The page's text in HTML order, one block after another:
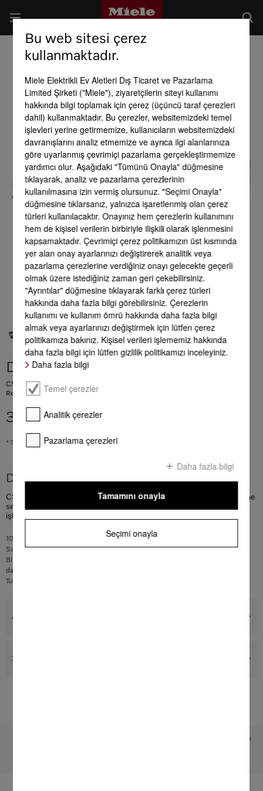
DUU 1000-2
CSDA 10x0/CSDA 7xxx FL/KMDA için bacasız işletime dönüştürme seti
Rejenere edilebilir koku filtresi dahil kontrollü baca bağlantısız işletim için
33.190,00 TL*
* Tavsiye edilen KDV dahil peşin fiyatıdır.
Daha fazla ürün bilgileri
CSDA 10x0/CSDA 7xxx FL/KMDA için bacasız işletime dönüştürme
seti Rejenere edilebilir koku filtresi dahil kontrollü baca bağlantısız
işletim için
100 mm ve üstü baza yüksekliklerinde montaj
Sol, sağ veya arkada hava tahliye bağlantısı, 2 uç dahil
Birden fazla DUU 1000-2'nin kombinasyonu mümkün
dahil yenilenebilir Longlife AirClean filtresi
Turboda homojen hava çıkışı
Aksesuar
Servis & Destek
Teknik değişiklikler ve hatalar saklıdır!
Bu web sitesi çerez
kullanmaktadır.
Miele Elektrikli Ev Aletleri Dış Ticaret ve Pazarlama
Limited Şirketi ("Miele"), ziyaretçilerin siteyi kullanımı
hakkında bilgi toplamak için çerez (üçüncü taraf çerezleri
dahil) kullanmaktadır. Bu çerezler, websitemizdeki temel
işlevleri yerine getirmemize, kullanıcıların websitemizdeki
davranışlarını analiz etmemize ve ayrıca ilgi alanlarınıza
göre uyarlanmış çevrimiçi pazarlama gerçekleştirmemize
yardımcı olur. Aşağıdaki "Tümünü Onayla" düğmesine
tıklayarak, analiz ve pazarlama çerezlerinin
kullanılmasına izin vermiş olursunuz. "Seçimi Onayla"
düğmesine tıklarsanız, yalnızca işaretlenmiş olan çerez
türleri kullanılacaktır. Onayınız hem çerezlerin kullanımını
hem de kişisel verilerin birbiriyle ilişkili olarak işlenmesini
kapsamaktadır. Çevrimiçi çerez politikamızın üst kısmında
yer alan onay ayarlarınızı değiştirerek analitik veya
pazarlama çerezlerine verdiğiniz onayı gelecekte geçerli
olmak üzere istediğiniz zaman geri çekebilirsiniz.
"Ayrıntılar" düğmesine tıklayarak farklı çerez türleri
hakkında daha fazla bilgi görebilirsiniz. Çerezlerin
kullanımı ve kullanım ömrü hakkında daha fazla bilgi
almak veya ayarlarınızı değiştirmek için lütfen çerez
politikamıza bakınız. Kişisel verileri işlememiz hakkında
daha fazla bilgi için lütfen gizlilik politikamızı inceleyiniz.
Daha fazla bilgi
Temel çerezler
Analitik çerezler
Pazarlama çerezleri
Daha fazla bilgi
Seçimi onayla
Tamamını onayla